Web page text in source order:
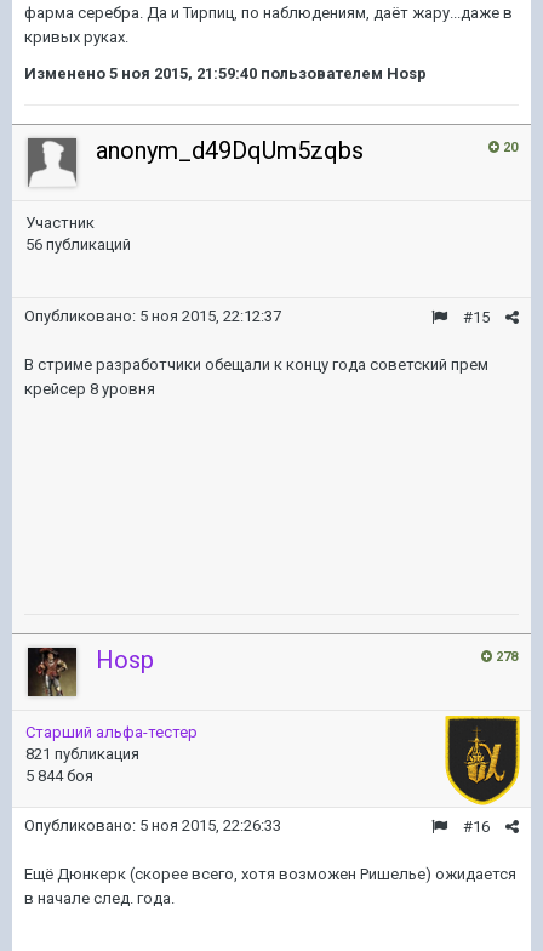
фарма серебра. Да и Тирпиц, по наблюдениям, даёт жару...даже в
кривых руках.
Изменено 5 ноя 2015, 21:59:40 пользователем Hosp
20
anonym_d49DqUm5zqbs
Участник
56 публикаций
#15
Опубликовано: 5 ноя 2015, 22:12:37
В стриме разработчики обещали к концу года советский прем
крейсер 8 уровня
278
Hosp
Старший альфа-тестер
821 публикация
5 844 боя
#16
Опубликовано: 5 ноя 2015, 22:26:33
Ещё Дюнкерк (скорее всего, хотя возможен Ришелье) ожидается
в начале след. года.